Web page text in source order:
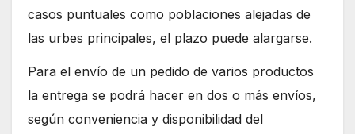
casos puntuales como poblaciones alejadas de
las urbes principales, el plazo puede alargarse.
Para el envío de un pedido de varios productos
la entrega se podrá hacer en dos o más envíos,
según conveniencia y disponibilidad del